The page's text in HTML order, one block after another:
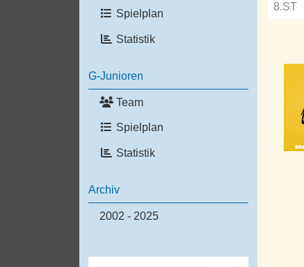
Spielplan
Statistik
G-Junioren
Team
Spielplan
Statistik
Archiv
2002 - 2025
8.ST